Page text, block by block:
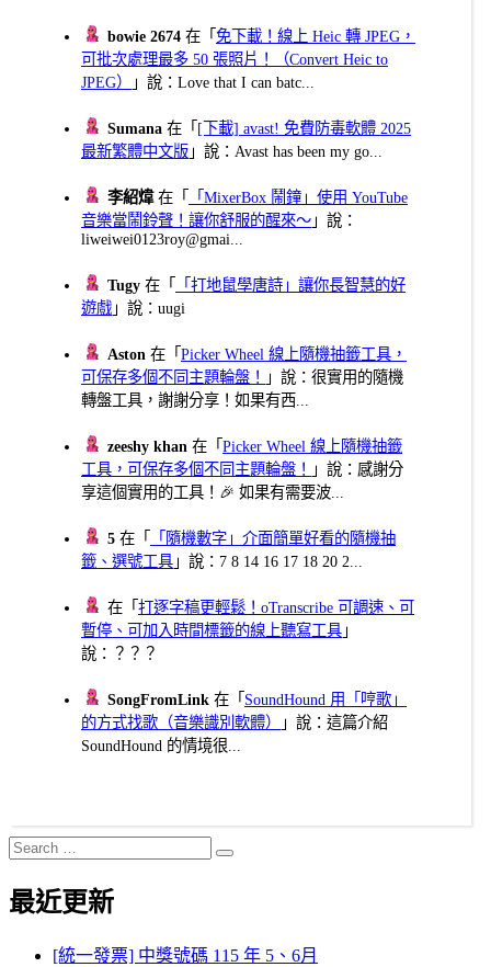
bowie 2674 在「免下載！線上 Heic 轉 JPEG，
可批次處理最多 50 張照片！（Convert Heic to
JPEG）
」說：Love that I can batc...
Sumana 在「 [下載] avast! 免費防毒軟體 2025
最新繁體中文版 」說：Avast has been my go...
李紹煒在「
「MixerBox 鬧鐘」使用 YouTube
音樂當鬧鈴聲！讓你舒服的醒來～ 」說：
liweiwei0123roy@gmai...
Tugy 在「
「打地鼠學唐詩」讓你長智慧的好
遊戲 」說：uugi
Aston 在「Picker Wheel 線上隨機抽籤工具，
可保存多個不同主題輪盤！
」說：很實用的隨機
轉盤工具，謝謝分享！如果有西...
zeeshy khan 在「Picker Wheel 線上隨機抽籤
工具，可保存多個不同主題輪盤！
」說：感謝分
享這個實用的工具！🎉 如果有需要波...
5 在「
「隨機數字」介面簡單好看的隨機抽
籤、選號工具 」說：7 8 14 16 17 18 20 2...
在「打逐字稿更輕鬆！oTranscribe 可調速、可
暫停、可加入時間標籤的線上聽寫工具 」
說：？？？
SongFromLink 在「 SoundHound 用「哼歌」
的方式找歌（音樂識別軟體）
」說：這篇介紹
SoundHound 的情境很...
Search
for:
Search
最近更新
[統一發票] 中獎號碼 115 年 5、6月